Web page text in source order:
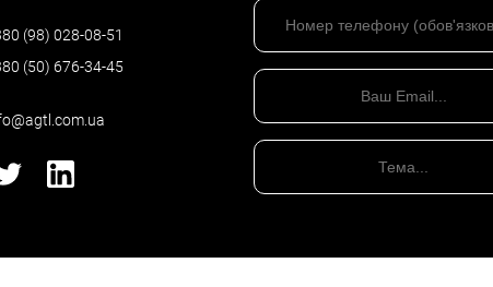
(98) 028-08-51
(50) 676-34-45